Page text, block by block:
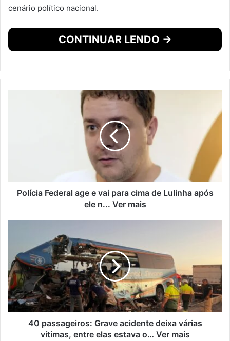
cenário político nacional.
CONTINUAR LENDO →
Polícia Federal age e vai para cima de Lulinha após
ele n... Ver mais
40 passageiros: Grave acidente deixa várias
vítimas, entre elas estava o… Ver mais